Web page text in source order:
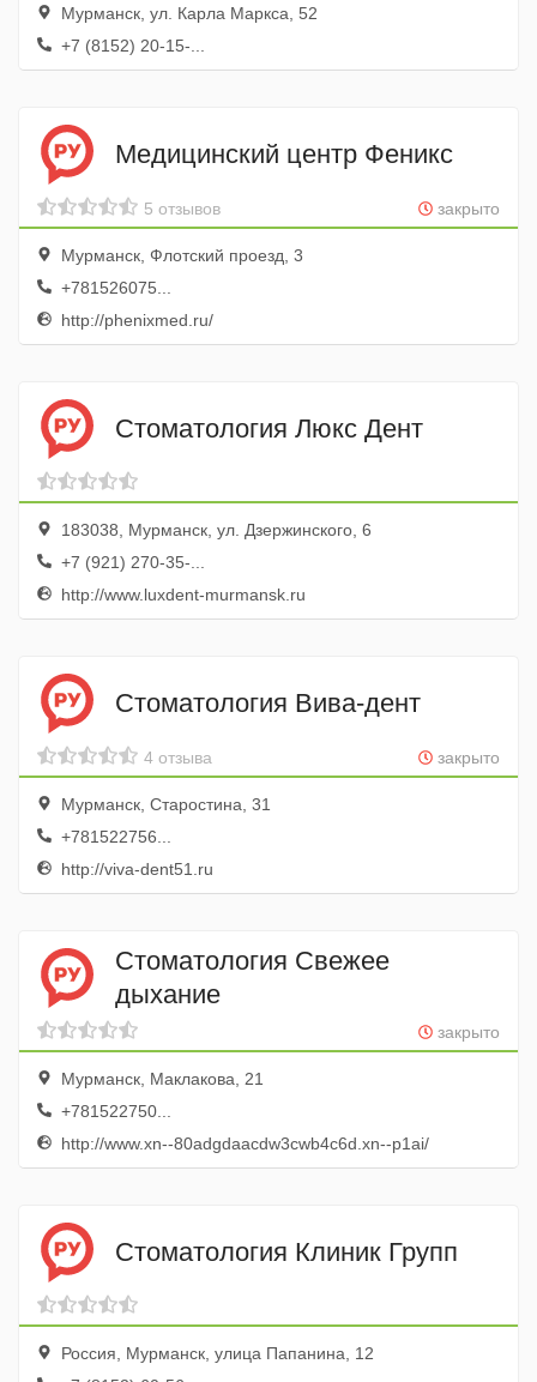
Мурманск, ул. Карла Маркса, 52
+7 (8152) 20-15-...
Медицинский центр Феникс
закрыто
5 отзывов
Мурманск, Флотский проезд, 3
+781526075...
http://phenixmed.ru/
Стоматология Люкс Дент
183038, Мурманск, ул. Дзержинского, 6
+7 (921) 270-35-...
http://www.luxdent-murmansk.ru
Стоматология Вива-дент
закрыто
4 отзыва
Мурманск, Старостина, 31
+781522756...
http://viva-dent51.ru
Стоматология Свежее
дыхание
закрыто
Мурманск, Маклакова, 21
+781522750...
http://www.xn--80adgdaacdw3cwb4c6d.xn--p1ai/
Стоматология Клиник Групп
Россия, Мурманск, улица Папанина, 12